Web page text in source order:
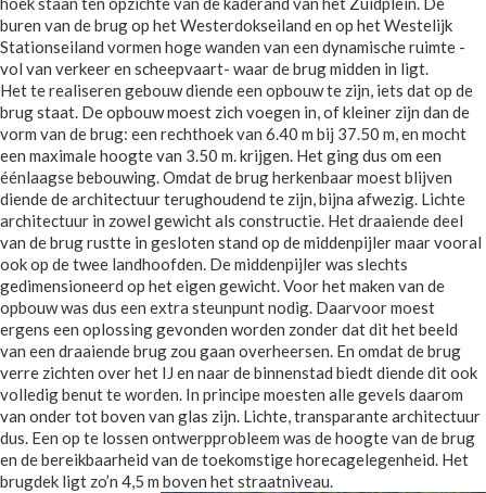
buren van de brug op het Westerdokseiland en op het Westelijk
Stationseiland vormen hoge wanden van een dynamische ruimte -
vol van verkeer en scheepvaart- waar de brug midden in ligt.
Het te realiseren gebouw diende een opbouw te zijn, iets dat op de
brug staat. De opbouw moest zich voegen in, of kleiner zijn dan de
vorm van de brug: een rechthoek van 6.40 m bij 37.50 m, en mocht
een maximale hoogte van 3.50 m. krijgen. Het ging dus om een
éénlaagse bebouwing. Omdat de brug herkenbaar moest blijven
diende de architectuur terughoudend te zijn, bijna afwezig. Lichte
architectuur in zowel gewicht als constructie. Het draaiende deel
van de brug rustte in gesloten stand op de middenpijler maar vooral
ook op de twee landhoofden. De middenpijler was slechts
gedimensioneerd op het eigen gewicht. Voor het maken van de
opbouw was dus een extra steunpunt nodig. Daarvoor moest
ergens een oplossing gevonden worden zonder dat dit het beeld
van een draaiende brug zou gaan overheersen. En omdat de brug
verre zichten over het IJ en naar de binnenstad biedt diende dit ook
volledig benut te worden. In principe moesten alle gevels daarom
van onder tot boven van glas zijn. Lichte, transparante architectuur
dus. Een op te lossen ontwerpprobleem was de hoogte van de brug
en de bereikbaarheid van de toekomstige horecagelegenheid. Het
brugdek ligt zo’n 4,5 m boven het straatniveau.